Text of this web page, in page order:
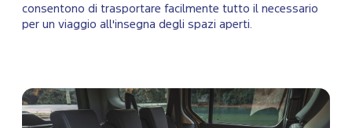
consentono di trasportare facilmente tutto il necessario
per un viaggio all'insegna degli spazi aperti.